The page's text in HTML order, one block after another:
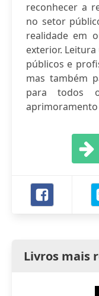
reconhecer a
no setor
realidade em
exterior.
públicos e
mas também
para todos
aprimoramento
Livros mais